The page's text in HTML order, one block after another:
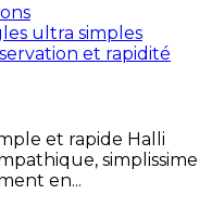
et rapide Halli
simplissime
en...